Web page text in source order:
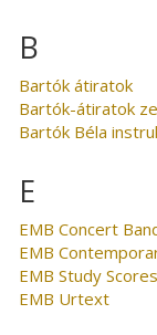
B
Bartók átiratok
Bartók-átiratok
Bartók Béla
E
EMB Concert
EMB
EMB Study
EMB Urtext